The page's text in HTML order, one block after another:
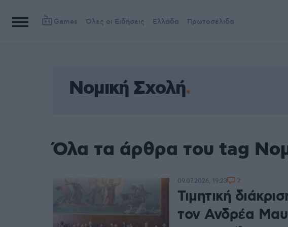
Games Όλες οι Ειδήσεις Ελλάδα Πρωτοσέλιδα
Νομική Σχολή
Όλα τα άρθρα του tag
Τιμητική
τον Ανδρέα
09.07.2026, 19:23 2